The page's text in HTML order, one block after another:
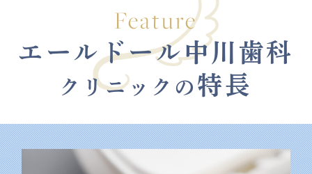
Feature
エールドール中川歯科
クリニックの 特長